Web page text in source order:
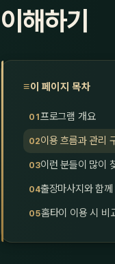
이해하기
이 페이지 목차
프로그램 개요
이용 흐름과 관리
이런 분들이 많이
출장마사지와 함
홈타이 이용 시 비